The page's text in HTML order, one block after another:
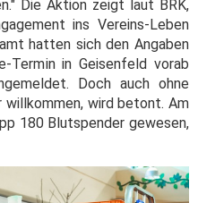
Die Aktion zeigt laut BRK,
ins Vereins-Leben
hatten sich den Angaben
Termin in Geisenfeld vorab
Doch auch ohne
willkommen, wird betont. Am
180 Blutspender gewesen,